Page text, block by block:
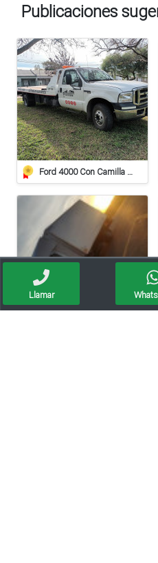
Publicaciones
Ford 4000 Con Camilla De Auxilio
Llamar